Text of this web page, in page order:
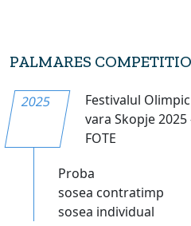
PALMARES
2025
Festivalul
vara Skopje
FOTE
Proba
sosea contratimp
sosea individual